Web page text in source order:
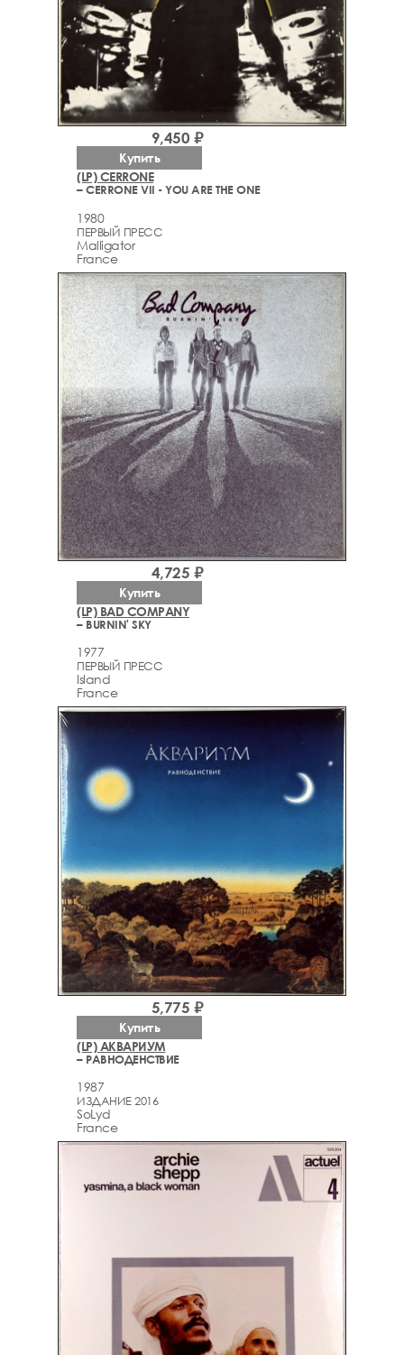
(LP) CERRONE
– CERRONE VII - YOU ARE THE ONE
1980
ПЕРВЫЙ ПРЕСС
Malligator
France
9,450 ₽
Купить
(LP) BAD COMPANY
– BURNIN' SKY
1977
ПЕРВЫЙ ПРЕСС
Island
France
4,725 ₽
Купить
(LP) АКВАРИУМ
– РАВНОДЕНСТВИЕ
1987
ИЗДАНИЕ 2016
SoLyd
France
5,775 ₽
Купить